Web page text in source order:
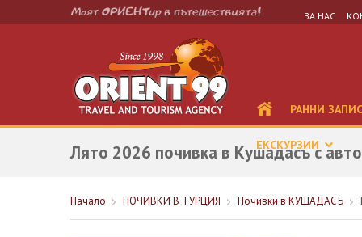
ЗА НАС
РАННИ
ЕКСКУРЗИИ
Лято 2026 почивка в Кушадасъ с
Начало ПОЧИВКИ В ТУРЦИЯ Почивки в КУШАДАСЪ